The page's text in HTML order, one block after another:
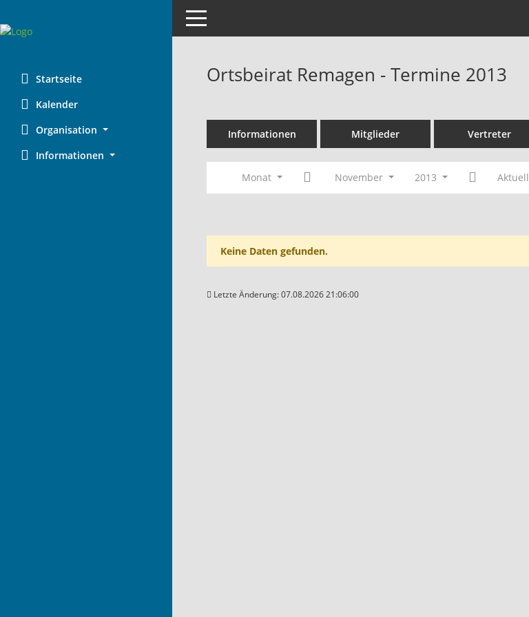
Startseite
Kalender
Organisation
Informationen
Toggle navigation
Ortsbeirat Remagen - Termine 2013
Informationen Mitglieder Vertreter
Monat November 2013 Aktuell
Keine Daten gefunden.
Letzte Änderung: 07.08.2026 21:06:00